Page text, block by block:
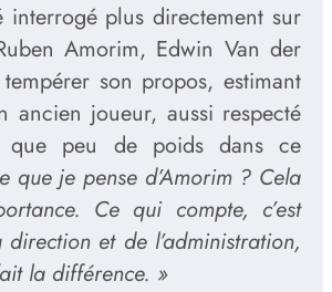
interrogé plus directement sur
Amorim, Edwin Van der
son propos, estimant
ancien joueur, aussi respecté
que peu de poids dans ce
que je pense d’Amorim ? Cela
Ce qui compte, c’est
direction et de l’administration,
la différence. »